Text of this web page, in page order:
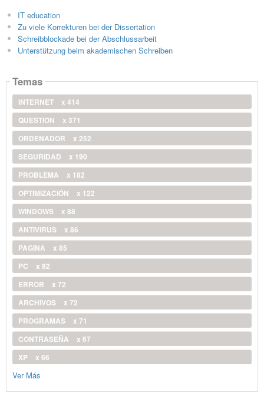
IT education
Zu viele Korrekturen bei der Dissertation
Schreibblockade bei der Abschlussarbeit
Unterstützung beim akademischen Schreiben
Temas
INTERNET
x 414
QUESTION
x 371
ORDENADOR
x 252
SEGURIDAD
x 190
PROBLEMA
x 182
OPTIMIZACIÓN
x 122
WINDOWS
x 88
ANTIVIRUS
x 86
PAGINA
x 85
PC
x 82
ERROR
x 72
ARCHIVOS
x 72
PROGRAMAS
x 71
CONTRASEÑA
x 67
XP
x 66
Ver Más